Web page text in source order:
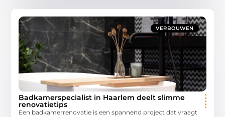
VERBOUWEN
Badkamerspecialist in Haarlem deelt slimme
renovatietips
Een badkamerrenovatie is een spannend project dat vraagt